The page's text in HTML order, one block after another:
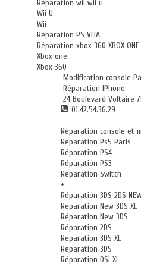
Réparation wii wii u
Wii U
Wii
Réparation PS VITA
Réparation xbox 360 XBOX ONE
Xbox one
Xbox 360
Modification console
Réparation IPhone
24 Boulevard Voltaire
01.42.54.36.29
Réparation console et
Réparation Ps5 Paris
Réparation PS4
Réparation PS3
Réparation Switch
+
Réparation 3DS 2DS
Réparation New 3DS XL
Réparation New 3DS
Réparation 2DS
Réparation 3DS XL
Réparation 3DS
Réparation DSi XL